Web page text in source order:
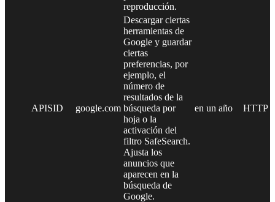
reproducción.
APISID google.com
Descargar ciertas
herramientas de
Google y guardar
ciertas
preferencias, por
ejemplo, el
número de
resultados de la
búsqueda por
hoja o la
activación del
filtro SafeSearch.
Ajusta los
anuncios que
aparecen en la
búsqueda de
Google.
en un año HTTP